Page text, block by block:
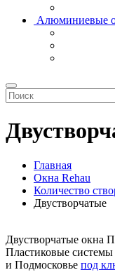
Алюминиевые
Главная
Окна Rehau
Количество
Двустворчатые
Двустворчатые
Пластиковые
и Подмосковье под